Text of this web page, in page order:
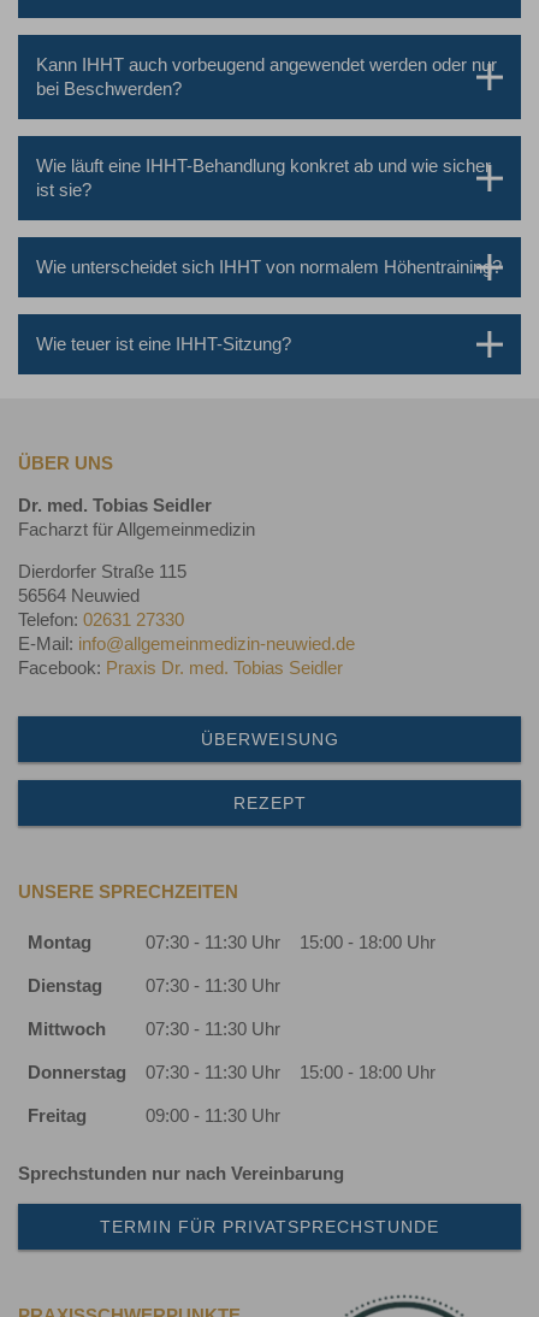
Kann IHHT auch vorbeugend angewendet werden oder nur
bei Beschwerden?
Wie läuft eine IHHT-Behandlung konkret ab und wie sicher
ist sie?
Wie unterscheidet sich IHHT von normalem Höhentraining?
Wie teuer ist eine IHHT-Sitzung?
ÜBER UNS
Dr. med. Tobias Seidler
Facharzt für Allgemeinmedizin
Dierdorfer Straße 115
56564 Neuwied
Telefon: 02631 27330
E-Mail: info@allgemeinmedizin-neuwied.de
Facebook: Praxis Dr. med. Tobias Seidler
ÜBERWEISUNG
REZEPT
UNSERE SPRECHZEITEN
Montag 07:30 - 11:30 Uhr 15:00 - 18:00 Uhr
Dienstag 07:30 - 11:30 Uhr
Mittwoch 07:30 - 11:30 Uhr
Donnerstag 07:30 - 11:30 Uhr 15:00 - 18:00 Uhr
Freitag 09:00 - 11:30 Uhr
Sprechstunden nur nach Vereinbarung
TERMIN FÜR PRIVATSPRECHSTUNDE